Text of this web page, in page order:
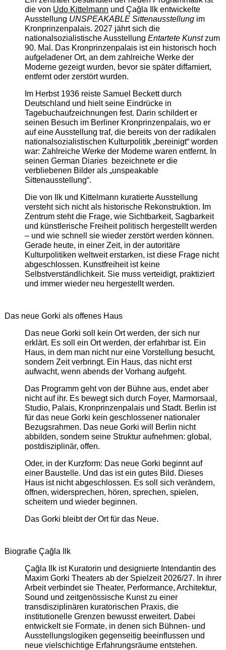
die von Udo Kittelmann und Çağla Ilk entwickelte
Ausstellung UNSPEAKABLE Sittenausstellungim
Kronprinzenpalais. 2027 jährt sich die
nationalsozialistische Ausstellung Entartete Kunstzum
90. Mal. Das Kronprinzenpalais ist ein historisch hoch
aufgeladener Ort, an dem zahlreiche Werke der
Moderne gezeigt wurden, bevor sie später diffamiert,
entfernt oder zerstört wurden.
Im Herbst 1936 reiste Samuel Beckett durch
Deutschland und hielt seine Eindrücke in
Tagebuchaufzeichnungen fest. Darin schildert er
seinen Besuch im Berliner Kronprinzenpalais, wo er
auf eine Ausstellung traf, die bereits von der radikalen
nationalsozialistischen Kulturpolitik „bereinigt“ worden
war: Zahlreiche Werke der Moderne waren entfernt. In
seinen German Diaries bezeichnete er die
verbliebenen Bilder als „unspeakable
Sittenausstellung“.
Die von Ilk und Kittelmann kuratierte Ausstellung
versteht sich nicht als historische Rekonstruktion. Im
Zentrum steht die Frage, wie Sichtbarkeit, Sagbarkeit
und künstlerische Freiheit politisch hergestellt werden
– und wie schnell sie wieder zerstört werden können.
Gerade heute, in einer Zeit, in der autoritäre
Kulturpolitiken weltweit erstarken, ist diese Frage nicht
abgeschlossen. Kunstfreiheit ist keine
Selbstverständlichkeit. Sie muss verteidigt, praktiziert
und immer wieder neu hergestellt werden.
Das neue Gorki als offenes Haus
Das neue Gorki soll kein Ort werden, der sich nur
erklärt. Es soll ein Ort werden, der erfahrbar ist. Ein
Haus, in dem man nicht nur eine Vorstellung besucht,
sondern Zeit verbringt. Ein Haus, das nicht erst
aufwacht, wenn abends der Vorhang aufgeht.
Das Programm geht von der Bühne aus, endet aber
nicht auf ihr. Es bewegt sich durch Foyer, Marmorsaal,
Studio, Palais, Kronprinzenpalais und Stadt. Berlin ist
für das neue Gorki kein geschlossener nationaler
Bezugsrahmen. Das neue Gorki will Berlin nicht
abbilden, sondern seine Struktur aufnehmen: global,
postdisziplinär, offen.
Oder, in der Kurzform: Das neue Gorki beginnt auf
einer Baustelle. Und das ist ein gutes Bild. Dieses
Haus ist nicht abgeschlossen. Es soll sich verändern,
öffnen, widersprechen, hören, sprechen, spielen,
scheitern und wieder beginnen.
Das Gorki bleibt der Ort für das Neue.
Biografie Çağla Ilk
Çağla Ilk ist Kuratorin und designierte Intendantin des
Maxim Gorki Theaters ab der Spielzeit 2026/27. In ihrer
Arbeit verbindet sie Theater, Performance, Architektur,
Sound und zeitgenössische Kunst zu einer
transdisziplinären kuratorischen Praxis, die
institutionelle Grenzen bewusst erweitert. Dabei
entwickelt sie Formate, in denen sich Bühnen- und
Ausstellungslogiken gegenseitig beeinflussen und
neue vielschichtige Erfahrungsräume entstehen.